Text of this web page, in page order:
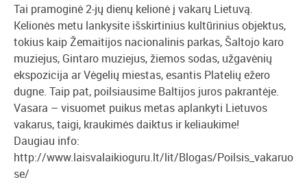
Tai pramoginė 2-jų dienų kelionė į vakarų Lietuvą.
Kelionės metu lankysite išskirtinius kultūrinius objektus,
tokius kaip Žemaitijos nacionalinis parkas, Šaltojo karo
muziejus, Gintaro muziejus, žiemos sodas, užgavėnių
ekspozicija ar Vėgelių miestas, esantis Platelių ežero
dugne. Taip pat, poilsiausime Baltijos juros pakrantėje.
Vasara – visuomet puikus metas aplankyti Lietuvos
vakarus, taigi, kraukimės daiktus ir keliaukime!
Daugiau info:
http://www.laisvalaikioguru.lt/lit/Blogas/Poilsis_vakaruo
se/